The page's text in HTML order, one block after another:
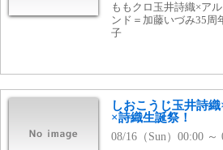
ももクロ玉井詩織×ア
ンド＝加藤いづみ35周
子
しおこうじ玉井詩
×詩織生誕祭！
08/16（Sun）00:00